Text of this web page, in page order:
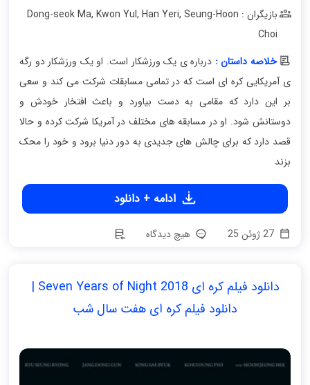
بازیگران : Dong-seok Ma
, Kwon Yul, Han Yeri, Seung-Hoon
Choi
خلاصه داستان : درباره ی یک ورزشکار است. او یک ورزشکار دو رگه
ی آمریکایی کره ای است که در تمامی مسابقات شرکت می کند و سعی
بر این دارد که مقامی به دست بیاورد و باعث افتخار خودش و
دوستانش شود. او در مسابقه های مختلف در آمریکا شرکت کرده و حالا
قصد دارد که برای چالش های جدیدی به دور دنیا برود و خود را محک
بزند
ادامه + دانلود
27 ژوئن 25 هیچ دیدگاه
دانلود فیلم کره ای Seven Years of Night 2018 |
دانلود فیلم کره ای هفت سال شب